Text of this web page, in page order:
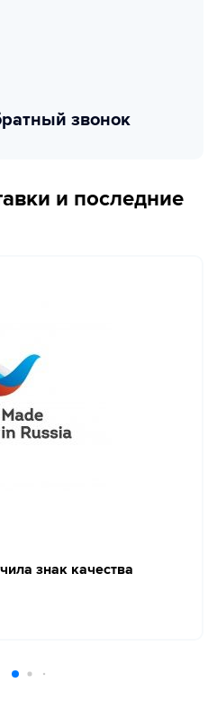
звонок
и последние
знак качества